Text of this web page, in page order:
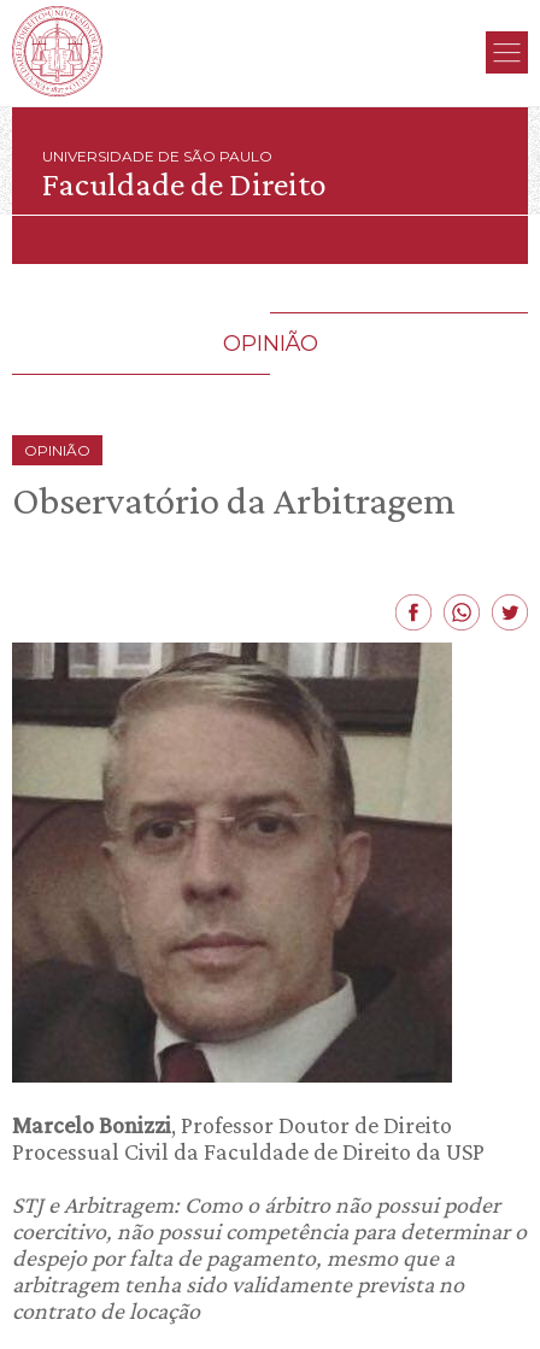
UNIVERSIDADE DE SÃO PAULO
Faculdade de Direito
OPINIÃO
OPINIÃO
Observatório da Arbitragem
Marcelo Bonizzi, Professor Doutor de Direito
Processual Civil da Faculdade de Direito da USP
STJ e Arbitragem: Como o árbitro não possui poder
coercitivo, não possui competência para determinar o
despejo por falta de pagamento, mesmo que a
arbitragem tenha sido validamente prevista no
contrato de locação